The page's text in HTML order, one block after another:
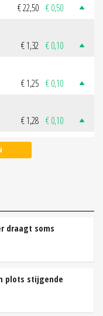
€ 22,50 € 0,50
€ 1,32 € 0,10
€ 1,25 € 0,10
€ 1,28 € 0,10
draagt soms
plots stijgende